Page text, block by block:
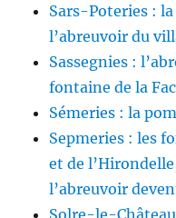
Sars-Poteries :
l’abreuvoir du
Sassegnies :
fontaine de la
Sémeries : la
Sepmeries : les
et de
l’abreuvoir
Solre-le-